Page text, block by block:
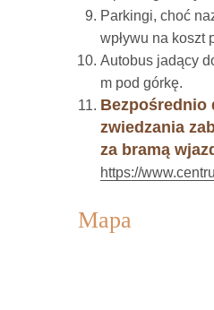
Parkingi, choć
wpływu na koszt
Autobus jadący
m pod górkę.
Bezpośrednio
zwiedzania
za bramą
https://
Mapa